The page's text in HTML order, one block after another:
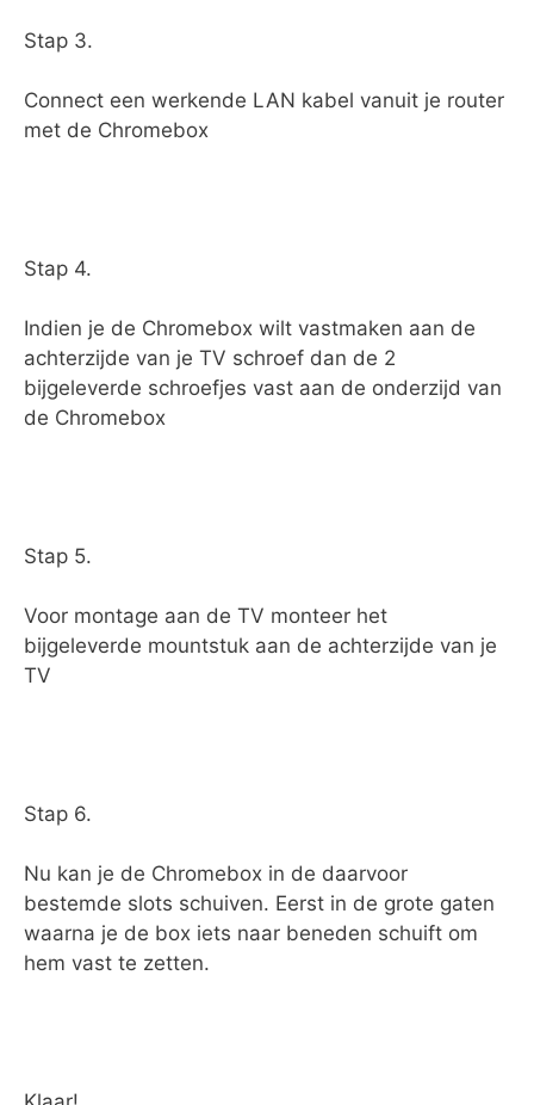
Stap 3.
Connect een werkende LAN kabel vanuit je router
met de Chromebox
Stap 4.
Indien je de Chromebox wilt vastmaken aan de
achterzijde van je TV schroef dan de 2
bijgeleverde schroefjes vast aan de onderzijd van
de Chromebox
Stap 5.
Voor montage aan de TV monteer het
bijgeleverde mountstuk aan de achterzijde van je
TV
Stap 6.
Nu kan je de Chromebox in de daarvoor
bestemde slots schuiven. Eerst in de grote gaten
waarna je de box iets naar beneden schuift om
hem vast te zetten.